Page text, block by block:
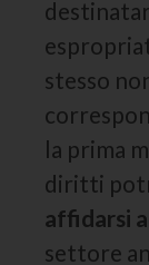
stesso
la prima
diritti
affidarsi
settore